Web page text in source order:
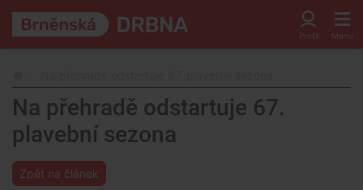
Na přehradě odstartuje 67.
plavební sezona
Zpět na článek